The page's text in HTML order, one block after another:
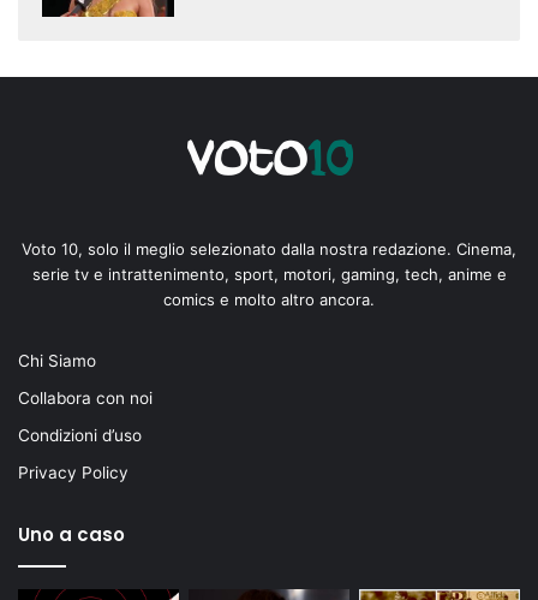
Voto 10, solo il meglio selezionato dalla nostra redazione. Cinema,
serie tv e intrattenimento, sport, motori, gaming, tech, anime e
comics e molto altro ancora.
Chi Siamo
Collabora con noi
Condizioni d’uso
Privacy Policy
Uno a caso